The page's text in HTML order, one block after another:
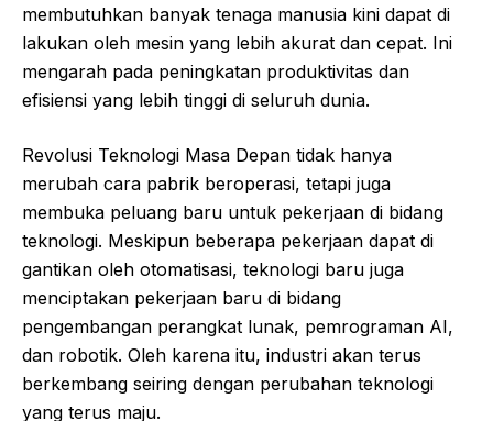
membutuhkan banyak tenaga manusia kini dapat di
lakukan oleh mesin yang lebih akurat dan cepat. Ini
mengarah pada peningkatan produktivitas dan
efisiensi yang lebih tinggi di seluruh dunia.
Revolusi Teknologi Masa Depan tidak hanya
merubah cara pabrik beroperasi, tetapi juga
membuka peluang baru untuk pekerjaan di bidang
teknologi. Meskipun beberapa pekerjaan dapat di
gantikan oleh otomatisasi, teknologi baru juga
menciptakan pekerjaan baru di bidang
pengembangan perangkat lunak, pemrograman AI,
dan robotik. Oleh karena itu, industri akan terus
berkembang seiring dengan perubahan teknologi
yang terus maju.